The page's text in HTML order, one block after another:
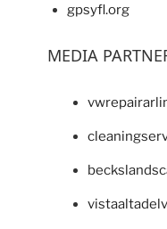
gpsyfl.org
MEDIA